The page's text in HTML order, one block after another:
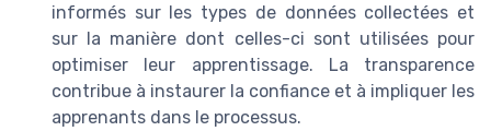
informés sur les types de données collectées et
sur la manière dont celles-ci sont utilisées pour
optimiser leur apprentissage. La transparence
contribue à instaurer la confiance et à impliquer les
apprenants dans le processus.